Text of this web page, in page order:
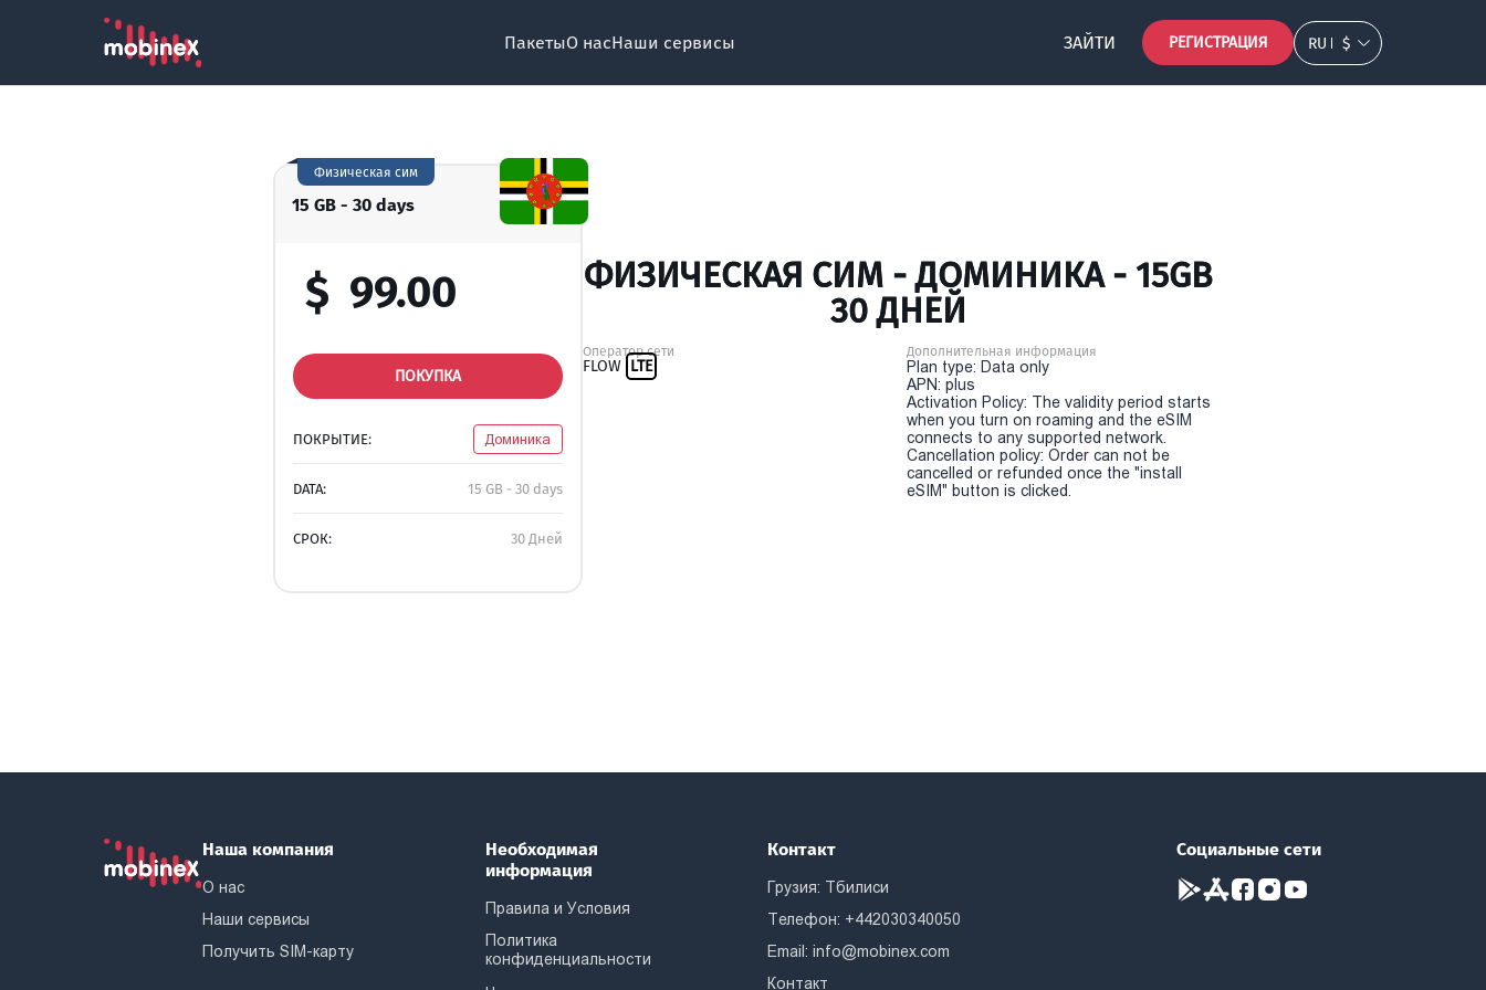
ПакетыО насНаши сервисы ЗАЙТИ РЕГИСТРАЦИЯ RU $
15 GB - 30 days
Физическая сим
$ 99.00
ПОКУПКА
ПОКРЫТИЕ: Доминика
DATA: 15 GB - 30 days
СРОК: 30 Дней
ФИЗИЧЕСКАЯ СИМ - ДОМИНИКА - 15GB
30 ДНЕЙ
Оператор сети
FLOW LTE
Дополнительная информация
Plan type: Data only
APN: plus
Activation Policy: The validity period starts
when you turn on roaming and the eSIM
connects to any supported network.
Cancellation policy: Order can not be
cancelled or refunded once the "install
eSIM" button is clicked.
Наша компания
О нас
Наши сервисы
Получить SIM-карту
Необходимая
информация
Правила и Условия
Политика
конфиденциальности
Контакт
Грузия: Тбилиси
Телефон: +442030340050
Email:info@mobinex.com
Контакт
Социальные сети